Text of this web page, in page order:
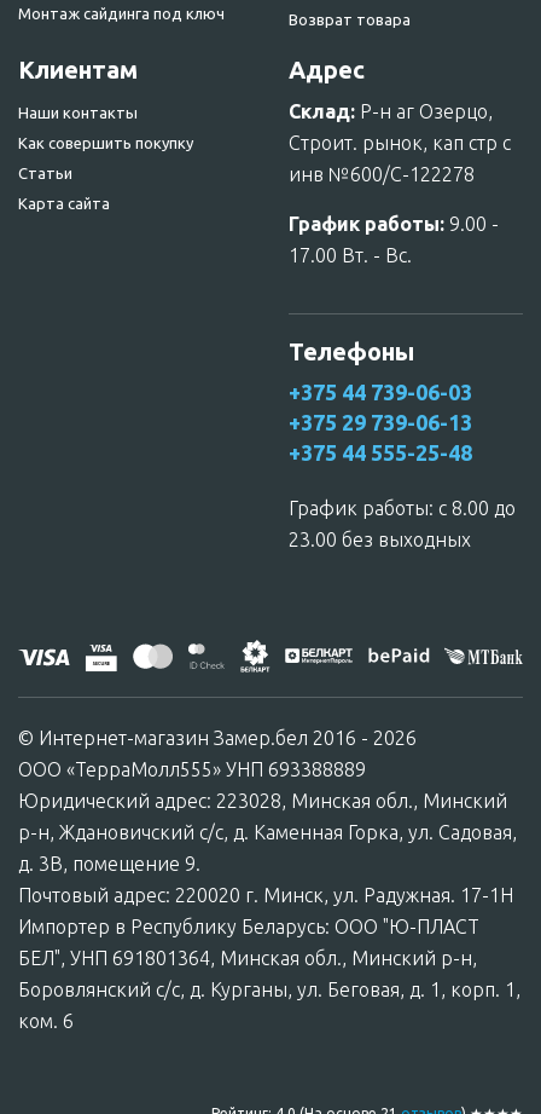
Корзина
Монтаж сайдинга под ключ
Возврат товара
Клиентам
Наши контакты
Как совершить покупку
Статьи
Карта сайта
Адрес
Склад: Р-н аг Озерцо,
Строит. рынок, кап стр с
инв №600/С-122278
График работы: 9.00 -
17.00 Вт. - Вс.
Телефоны
+375 44 739-06-03
+375 29 739-06-13
+375 44 555-25-48
График работы: c 8.00 до
23.00 без выходных
© Интернет-магазин Замер.бел 2016 - 2026
ООО «ТерраМолл555» УНП 693388889
Юридический адрес: 223028, Минская обл., Минский
р-н, Ждановичский с/с, д. Каменная Горка, ул. Садовая,
д. 3В, помещение 9.
Почтовый адрес: 220020 г. Минск, ул. Радужная. 17-1Н
Импортер в Республику Беларусь: ООО "Ю-ПЛАСТ
БЕЛ", УНП 691801364, Минская обл., Минский р-н,
Боровлянский с/с, д. Курганы, ул. Беговая, д. 1, корп. 1,
ком. 6